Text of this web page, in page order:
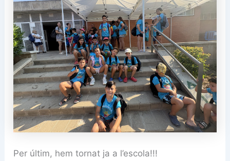
Per últim, hem tornat ja a l’escola!!!